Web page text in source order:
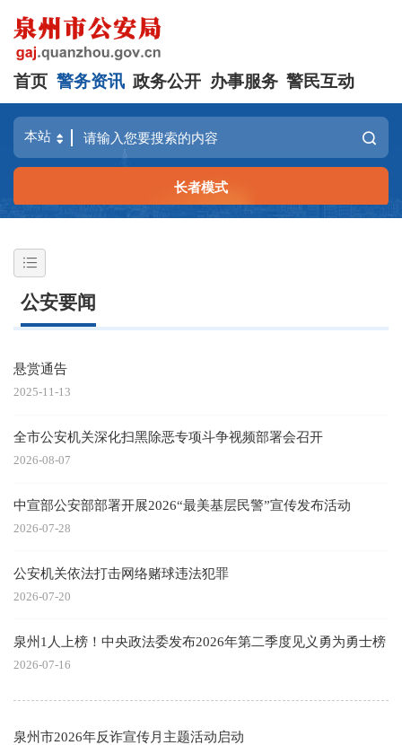
首页 警务资讯 政务公开 办事服务 警民互动
长者模式
公安要闻
悬赏通告
2025-11-13
全市公安机关深化扫黑除恶专项斗争视频部署会召开
2026-08-07
中宣部公安部部署开展2026“最美基层民警”宣传发布活动
2026-07-28
公安机关依法打击网络赌球违法犯罪
2026-07-20
泉州1人上榜！中央政法委发布2026年第二季度见义勇为勇士榜
2026-07-16
泉州市2026年反诈宣传月主题活动启动